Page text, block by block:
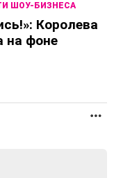
ШОУ-БИЗНЕСА
Королева
на фоне